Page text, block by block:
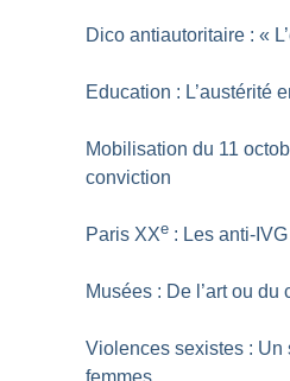
Dico antiautoritaire : «
Education : L’austérité
Mobilisation du 11
conviction
Paris XXe : Les anti-
Musées : De l’art ou du
Violences sexistes : Un
femmes